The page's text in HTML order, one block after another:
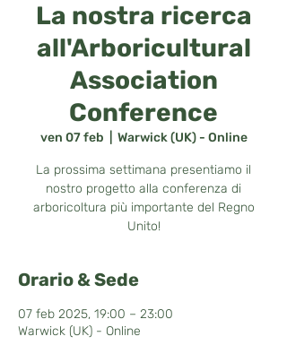
La nostra ricerca
all'Arboricultural
Association
Conference
ven 07 feb Warwick (UK) - Online
La prossima settimana presentiamo il
nostro progetto alla conferenza di
arboricoltura più importante del Regno
Unito!
Orario & Sede
07 feb 2025, 19:00 – 23:00
Warwick (UK) - Online